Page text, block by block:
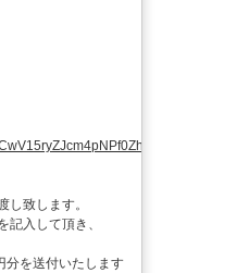
し致します。
記入して頂き、
分を送付いたします